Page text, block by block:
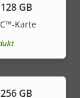
GB
Karte
GB